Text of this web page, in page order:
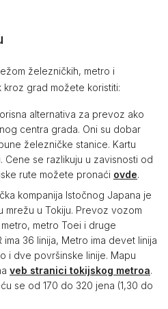
železničkih, metro i
kroz grad možete koristiti:
alternativa za prevoz ako
centra grada. Oni su dobar
železničke stanice. Kartu
Cene se razlikuju u zavisnosti od
rute možete pronaći ovde.
kompanija Istočnog Japana je
u Tokiju. Prevoz vozom
​​metro Toei i druge
36 linija, Metro ima devet linija
i dve površinske linije. Mapu
veb stranici tokijskog metroa.
se od 170 do 320 jena (1,30 do